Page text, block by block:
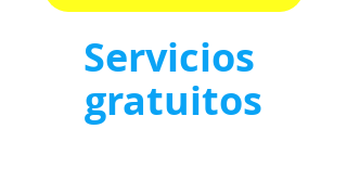
Servicios
gratuitos